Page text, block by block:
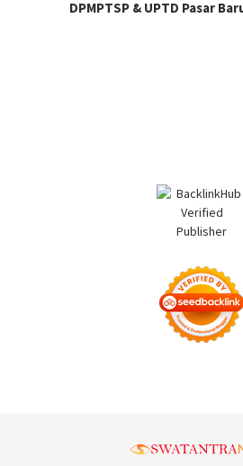
DPMPTSP & UPTD Pasar